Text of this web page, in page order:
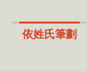
依姓氏筆劃